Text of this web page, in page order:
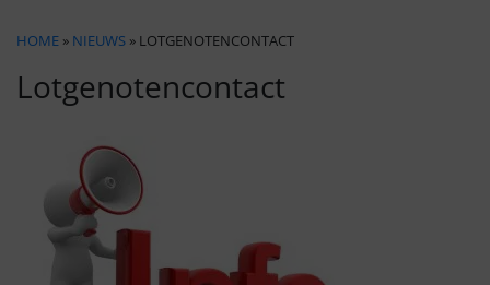
HOME » NIEUWS » LOTGENOTENCONTACT
Lotgenotencontact